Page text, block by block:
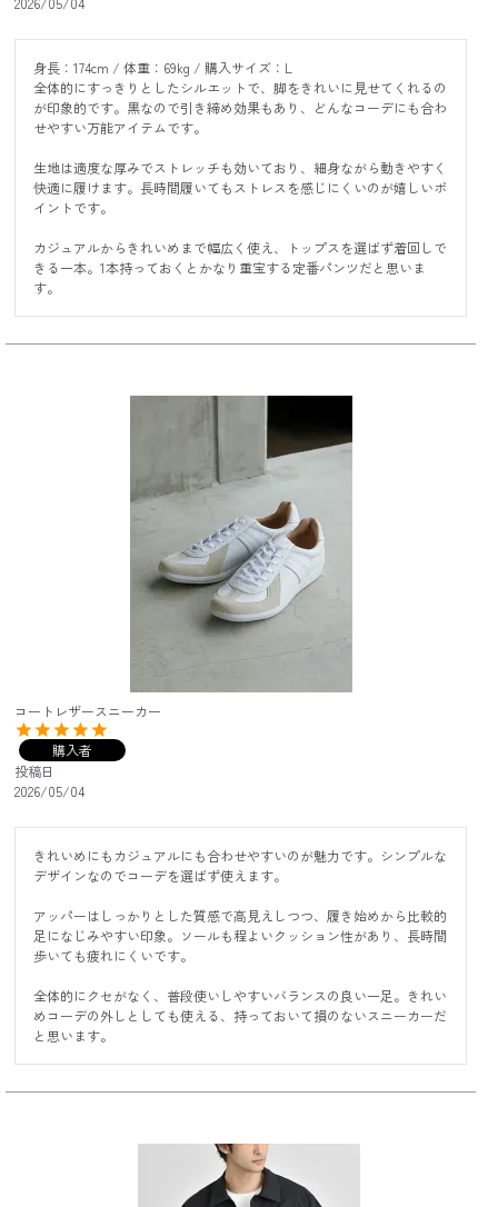
身長：174cm / 体重：69kg / 購入サイズ：L
全体的にすっきりとしたシルエットで、脚をきれいに見せてくれるの
が印象的です。黒なので引き締め効果もあり、どんなコーデにも合わ
せやすい万能アイテムです。
生地は適度な厚みでストレッチも効いており、細身ながら動きやすく
快適に履けます。長時間履いてもストレスを感じにくいのが嬉しいポ
イントです。
カジュアルからきれいめまで幅広く使え、トップスを選ばず着回しで
きる一本。1本持っておくとかなり重宝する定番パンツだと思いま
す。
コートレザースニーカー
購入者
投稿日
2026/05/04
きれいめにもカジュアルにも合わせやすいのが魅力です。シンプルな
デザインなのでコーデを選ばず使えます。
アッパーはしっかりとした質感で高見えしつつ、履き始めから比較的
足になじみやすい印象。ソールも程よいクッション性があり、長時間
歩いても疲れにくいです。
全体的にクセがなく、普段使いしやすいバランスの良い一足。きれい
めコーデの外しとしても使える、持っておいて損のないスニーカーだ
と思います。